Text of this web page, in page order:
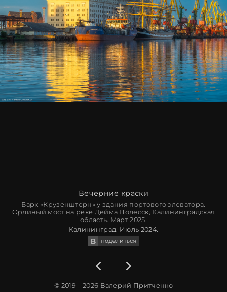
Вечерние краски
Барк «Крузенштерн» у здания портового элеватора.
Орлиный мост на реке Дейма Полесск, Калининградская
область. Март 2025.
Калининград. Июль 2024.
© 2019 – 2026 Валерий Притченко